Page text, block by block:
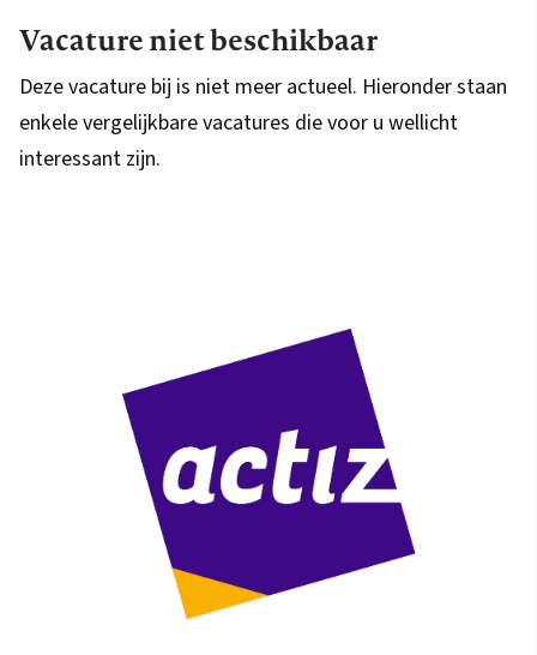
Vacature niet beschikbaar
Deze vacature bij is niet meer actueel. Hieronder staan
enkele vergelijkbare vacatures die voor u wellicht
interessant zijn.